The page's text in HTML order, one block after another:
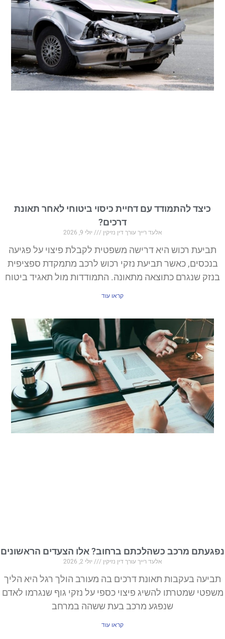
כיצד להתמודד עם דחיית כיסוי ביטוחי לאחר תאונת
דרכים?
אלעד רייך עורך דין נזיקין יולי 9, 2026
תביעת רכוש היא דרישה משפטית לקבלת פיצוי על פגיעה
בנכסים, כאשר תביעת נזקי רכוש לרכב מתמקדת ספציפית
בנזק שנגרם כתוצאה מתאונה. התמודדות מול תאגיד ביטוח
קראו עוד
נפגעתם מרכב כשהלכתם ברחוב? אלו הצעדים הראשונים
אלעד רייך עורך דין נזיקין יולי 2, 2026
תביעה בעקבות תאונת דרכים בה מעורב הולך רגל היא הליך
משפטי שמטרתו להשיג פיצוי כספי על נזקי גוף שנגרמו לאדם
שנפגע מרכב בעת ששהה במרחב
קראו עוד